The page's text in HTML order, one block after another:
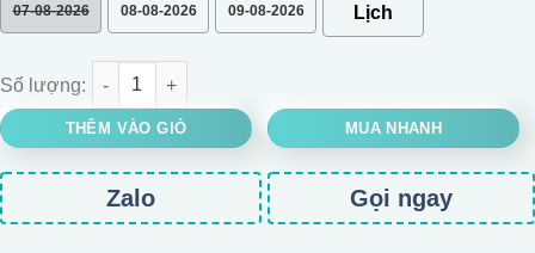
07-08-2026 08-08-2026 09-08-2026
BÓ HOA GẤU BÔNG 5 CON TONE HỒNG TÍM số lượng
THÊM VÀO GIỎ MUA NHANH
Zalo Gọi ngay